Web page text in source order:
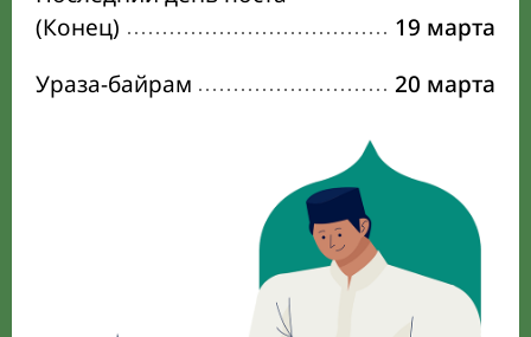
(Конец)
19 марта
Ураза-байрам
20 марта